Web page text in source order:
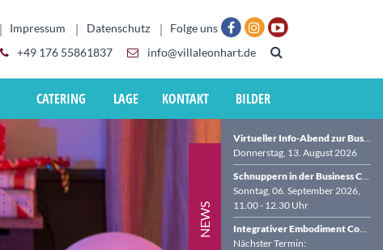
Impressum Datenschutz
Folge uns
+49 176 55861837
info@villaleonhart.de
CATERING LAGE KONTAKT BILDER
NEWS
Donnerstag, 13. August 2026
Sonntag, 06. September 2026,
11.00 - 12.30 Uhr
Nächster Termin: